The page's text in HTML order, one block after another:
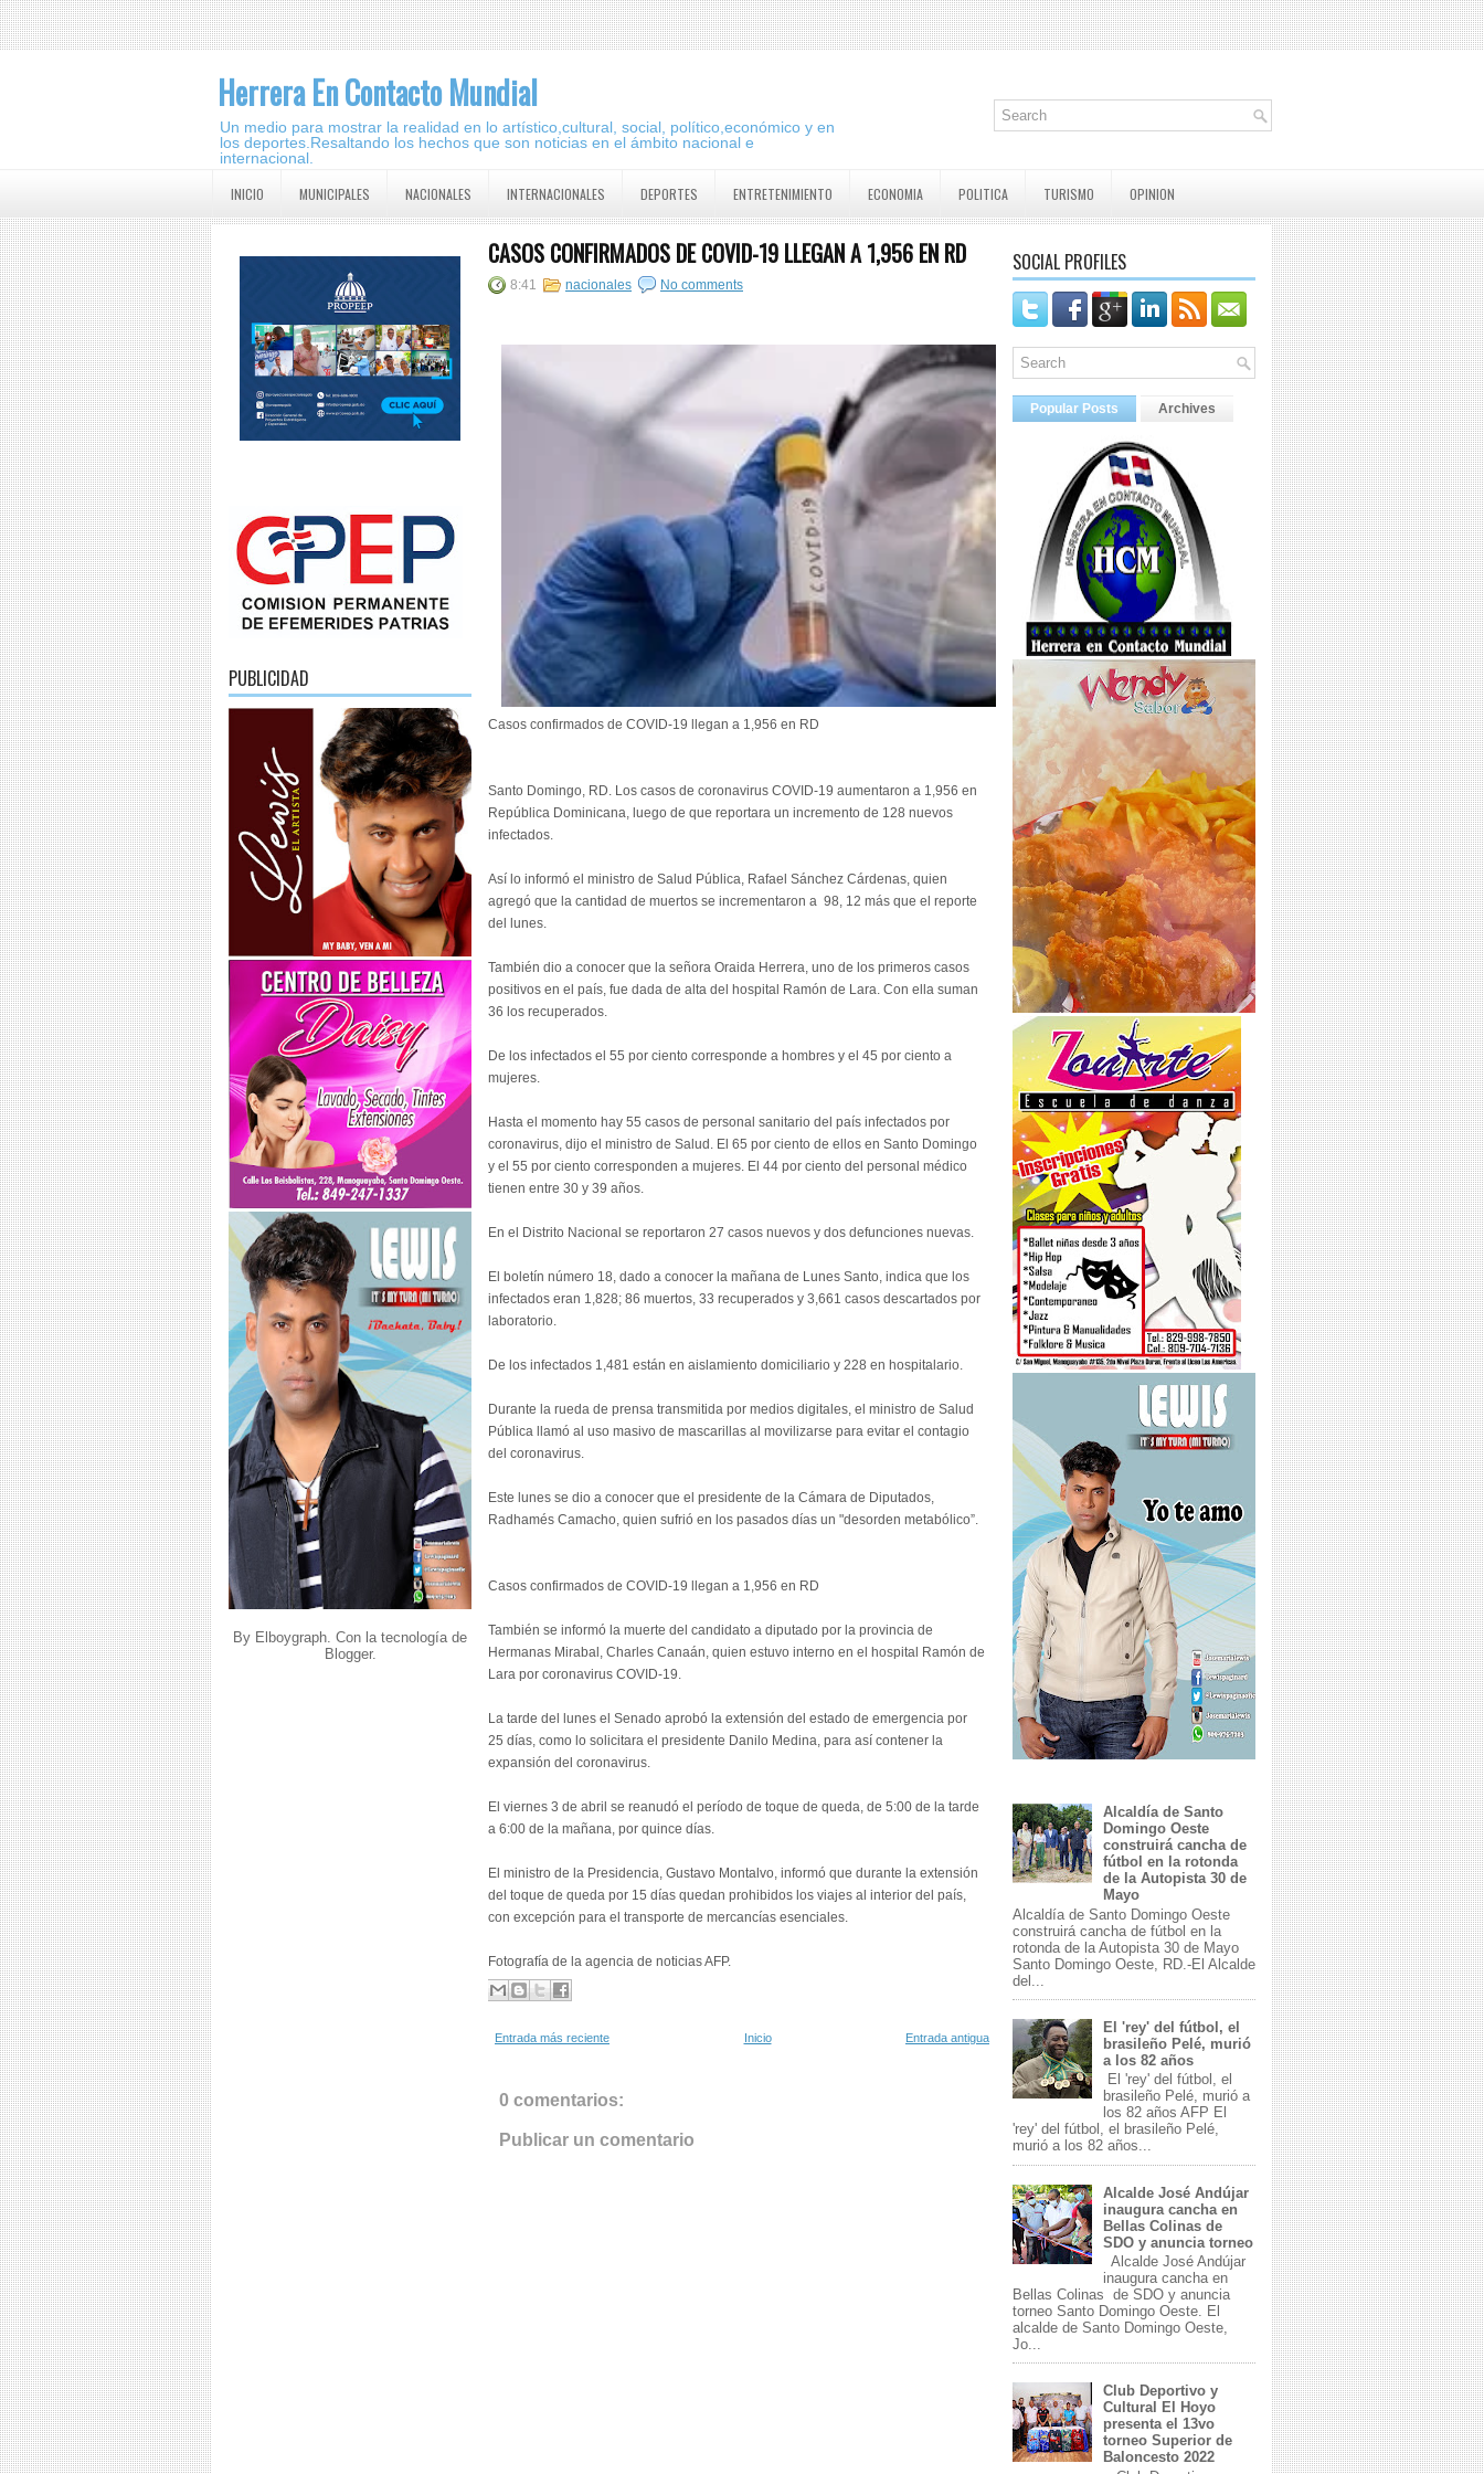
Herrera En Contacto Mundial
Un medio para mostrar la realidad en lo artístico,cultural, social, político,económico y en
los deportes.Resaltando los hechos que son noticias en el ámbito nacional e
internacional.
INICIO MUNICIPALES NACIONALES INTERNACIONALES DEPORTES ENTRETENIMIENTO ECONOMIA POLITICA TURISMO OPINION
PUBLICIDAD
By Elboygraph. Con la tecnología de
Blogger.
CASOS CONFIRMADOS DE COVID-19 LLEGAN A 1,956 EN RD
8:41 nacionales No comments
Casos confirmados de COVID-19 llegan a 1,956 en RD
Santo Domingo, RD. Los casos de coronavirus COVID-19 aumentaron a 1,956 en
República Dominicana, luego de que reportara un incremento de 128 nuevos
infectados.
Así lo informó el ministro de Salud Pública, Rafael Sánchez Cárdenas, quien
agregó que la cantidad de muertos se incrementaron a 98, 12 más que el reporte
del lunes.
También dio a conocer que la señora Oraida Herrera, uno de los primeros casos
positivos en el país, fue dada de alta del hospital Ramón de Lara. Con ella suman
36 los recuperados.
De los infectados el 55 por ciento corresponde a hombres y el 45 por ciento a
mujeres.
Hasta el momento hay 55 casos de personal sanitario del país infectados por
coronavirus, dijo el ministro de Salud. El 65 por ciento de ellos en Santo Domingo
y el 55 por ciento corresponden a mujeres. El 44 por ciento del personal médico
tienen entre 30 y 39 años.
En el Distrito Nacional se reportaron 27 casos nuevos y dos defunciones nuevas.
El boletín número 18, dado a conocer la mañana de Lunes Santo, indica que los
infectados eran 1,828; 86 muertos, 33 recuperados y 3,661 casos descartados por
laboratorio.
De los infectados 1,481 están en aislamiento domiciliario y 228 en hospitalario.
Durante la rueda de prensa transmitida por medios digitales, el ministro de Salud
Pública llamó al uso masivo de mascarillas al movilizarse para evitar el contagio
del coronavirus.
Este lunes se dio a conocer que el presidente de la Cámara de Diputados,
Radhamés Camacho, quien sufrió en los pasados días un "desorden metabólico”.
Casos confirmados de COVID-19 llegan a 1,956 en RD
También se informó la muerte del candidato a diputado por la provincia de
Hermanas Mirabal, Charles Canaán, quien estuvo interno en el hospital Ramón de
Lara por coronavirus COVID-19.
La tarde del lunes el Senado aprobó la extensión del estado de emergencia por
25 días, como lo solicitara el presidente Danilo Medina, para así contener la
expansión del coronavirus.
El viernes 3 de abril se reanudó el período de toque de queda, de 5:00 de la tarde
a 6:00 de la mañana, por quince días.
El ministro de la Presidencia, Gustavo Montalvo, informó que durante la extensión
del toque de queda por 15 días quedan prohibidos los viajes al interior del país,
con excepción para el transporte de mercancías esenciales.
Fotografía de la agencia de noticias AFP.
Entrada más reciente Entrada antigua
Inicio
0 comentarios:
Publicar un comentario
SOCIAL PROFILES
Popular Posts Archives
Alcaldía de Santo
Domingo Oeste
construirá cancha de
fútbol en la rotonda
de la Autopista 30 de
Mayo
Alcaldía de Santo Domingo Oeste
construirá cancha de fútbol en la
rotonda de la Autopista 30 de Mayo
Santo Domingo Oeste, RD.-El Alcalde
del...
El 'rey' del fútbol, el
brasileño Pelé, murió
a los 82 años
El 'rey' del fútbol, el
brasileño Pelé, murió a
los 82 años AFP El
'rey' del fútbol, el brasileño Pelé,
murió a los 82 años...
Alcalde José Andújar
inaugura cancha en
Bellas Colinas de
SDO y anuncia torneo
Alcalde José Andújar
inaugura cancha en
Bellas Colinas de SDO y anuncia
torneo Santo Domingo Oeste. El
alcalde de Santo Domingo Oeste,
Jo...
Club Deportivo y
Cultural El Hoyo
presenta el 13vo
torneo Superior de
Baloncesto 2022